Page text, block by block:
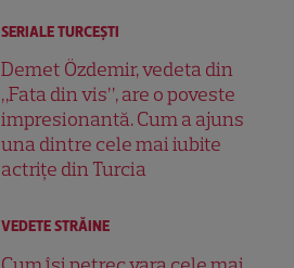
SERIALE TURCEŞTI
Demet Özdemir, vedeta din
„Fata din vis”, are o poveste
impresionantă. Cum a ajuns
una dintre cele mai iubite
actrițe din Turcia
VEDETE STRĂINE